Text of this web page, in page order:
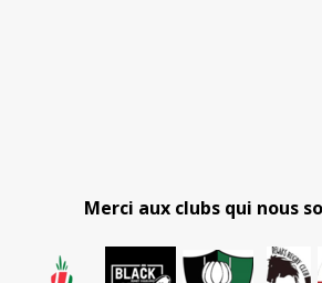
Merci aux clubs qui nous